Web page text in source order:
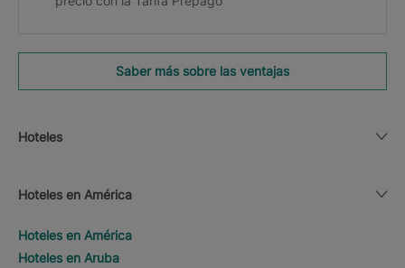
Saber más sobre las ventajas
Hoteles
Hoteles en América
Hoteles en América
Hoteles en Aruba